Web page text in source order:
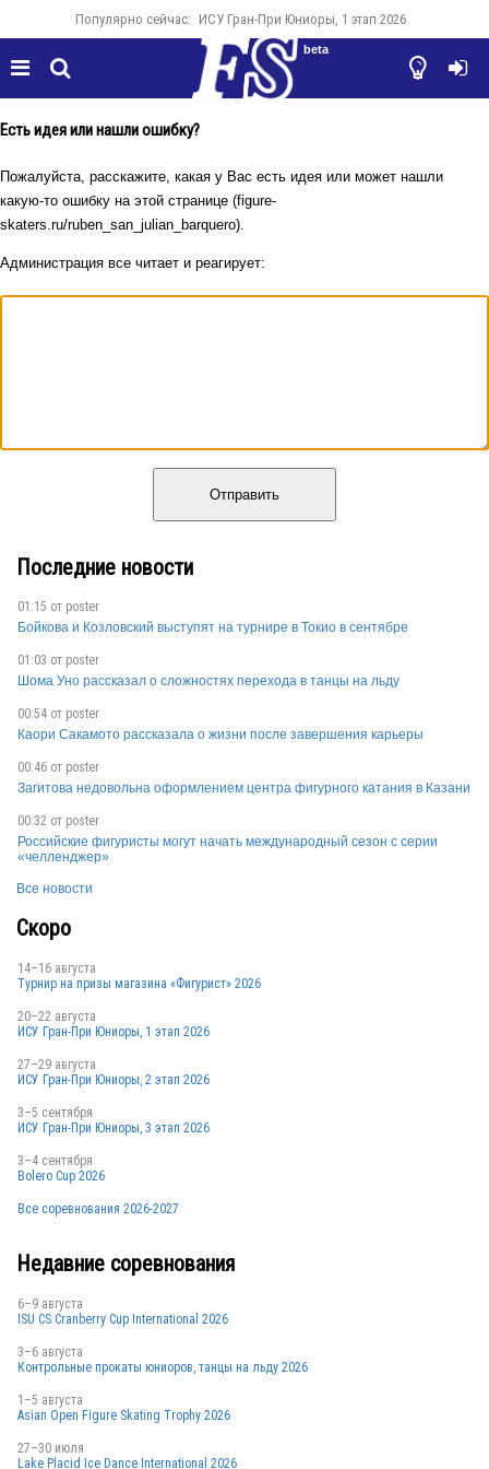
Популярно сейчас: ИСУ Гран-При Юниоры, 1 этап 2026
  

beta
Есть идея или нашли ошибку?
Пожалуйста, расскажите, какая у Вас есть идея или может нашли
какую-то ошибку на этой странице (figure-
skaters.ru/ruben_san_julian_barquero).
Администрация все читает и реагирует:
Отправить
Последние новости
01:15 от poster
Бойкова и Козловский выступят на турнире в Токио в сентябре
01:03 от poster
Шома Уно рассказал о сложностях перехода в танцы на льду
00:54 от poster
Каори Сакамото рассказала о жизни после завершения карьеры
00:46 от poster
Загитова недовольна оформлением центра фигурного катания в Казани
00:32 от poster
Российские фигуристы могут начать международный сезон с серии
«челленджер»
Все новости
Скоро
14–16 августа
Турнир на призы магазина «Фигурист» 2026
20–22 августа
ИСУ Гран-При Юниоры, 1 этап 2026
27–29 августа
ИСУ Гран-При Юниоры, 2 этап 2026
3–5 сентября
ИСУ Гран-При Юниоры, 3 этап 2026
3–4 сентября
Bolero Cup 2026
Все соревнования 2026-2027
Недавние соревнования
6–9 августа
ISU CS Cranberry Cup International 2026
3–6 августа
Контрольные прокаты юниоров, танцы на льду 2026
1–5 августа
Asian Open Figure Skating Trophy 2026
27–30 июля
Lake Placid Ice Dance International 2026